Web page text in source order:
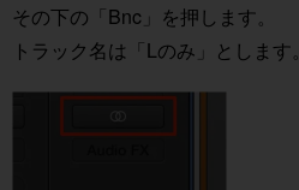
その下の「Bnc」を押します。
トラック名は「Lのみ」とします。